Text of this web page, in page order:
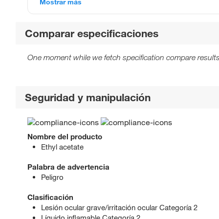
Mostrar más
Comparar especificaciones
One moment while we fetch specification compare
Seguridad y manipulación
Nombre del producto
Ethyl acetate
Palabra de advertencia
Peligro
Clasificación
Lesión ocular grave/irritación ocular Categoría 2